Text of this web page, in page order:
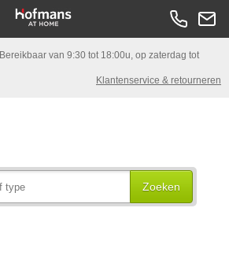
Bereikbaar van 9:30 tot 18:00u, op zaterdag tot
Klantenservice & retourneren
Zoeken